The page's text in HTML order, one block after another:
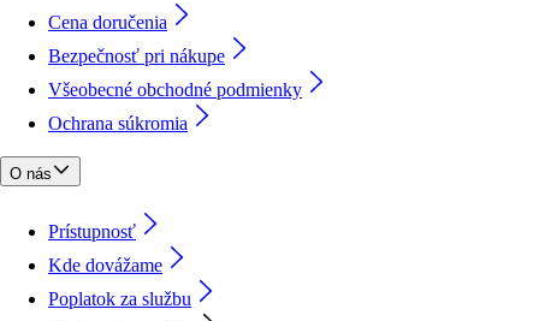
Cena doručenia
Bezpečnosť pri nákupe
Všeobecné obchodné podmienky
Ochrana súkromia
O nás
Prístupnosť
Kde dovážame
Poplatok za službu